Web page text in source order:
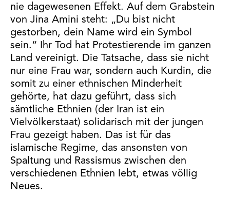
nie dagewesenen Effekt. Auf dem Grabstein
von Jina Amini steht: „Du bist nicht
gestorben, dein Name wird ein Symbol
sein.“ Ihr Tod hat Protestierende im ganzen
Land vereinigt. Die Tatsache, dass sie nicht
nur eine Frau war, sondern auch Kurdin, die
somit zu einer ethnischen Minderheit
gehörte, hat dazu geführt, dass sich
sämtliche Ethnien (der Iran ist ein
Vielvölkerstaat) solidarisch mit der jungen
Frau gezeigt haben. Das ist für das
islamische Regime, das ansonsten von
Spaltung und Rassismus zwischen den
verschiedenen Ethnien lebt, etwas völlig
Neues.